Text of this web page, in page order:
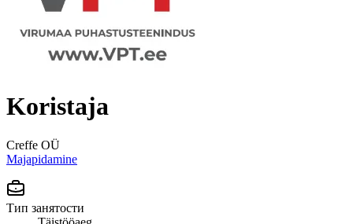
Koristaja
Creffe OÜ
Majapidamine
Тип занятости